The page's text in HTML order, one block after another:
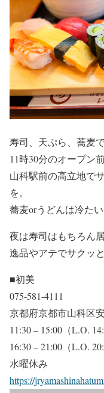
寿司、天ぷら、蕎麦
11時30分のオープン
山科駅前の高立地で
を。
蕎麦orうどんは冷た
夜は寿司はもちろん
逸品やアテでサクッ
■初美
075-581-4111
京都府京都市山科区
11:30 – 15:00（L.O.
16:30 – 21:00（L.O.
水曜休み
https://